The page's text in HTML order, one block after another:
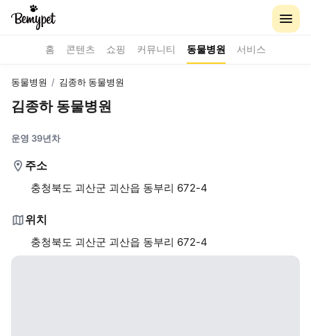
홈 콘텐츠 쇼핑 커뮤니티 동물병원 서비스
동물병원 / 김종하 동물병원
김종하 동물병원
운영 39년차
주소
충청북도 괴산군 괴산읍 동부리 672-4
위치
충청북도 괴산군 괴산읍 동부리 672-4